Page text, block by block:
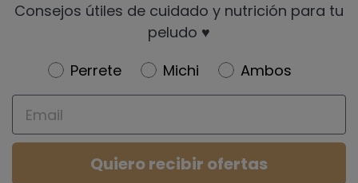
Consejos útiles de cuidado y nutrición para tu
peludo ♥️
Newsletter
Perrete Michi
Ambos
Email
Quiero recibir ofertas